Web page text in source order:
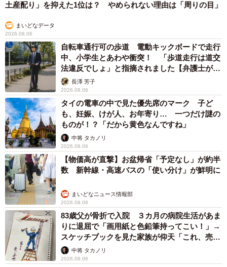
土産配り」を抑えた1位は？ やめられない理由は「周りの目」
まいどなデータ
2026.08.06
自転車通行可の歩道 電動キックボードで走行
中、小学生とあわや衝突！ 「歩道走行は道交
法違反でしょ」と指摘されました【弁護士が解
説】長澤 芳子
2026.08.06
タイの電車の中で見た優先席のマーク 子ど
も、妊娠、けが人、お年寄り… 一つだけ謎の
ものが！？「だから黄色なんですね」
中将 タカノリ
2026.08.06
【物価高が直撃】お盆帰省「予定なし」が約半
数 新幹線・高速バスの「使い分け」が鮮明に
まいどなニュース情報部
2026.08.06
83歳父が骨折で入院 ３カ月の病院生活があま
りに退屈で「画用紙と色鉛筆持ってこい！」→
スケッチブックを見た家族が仰天「これ、売れ
ますよ…」
中将 タカノリ
2026.08.06